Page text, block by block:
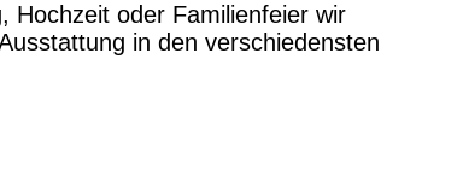
Hochzeit oder Familienfeier wir
in den verschiedensten